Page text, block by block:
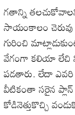
గతాన్ని
సాయంకాలం చెరువు
గురించి
వేగంగా కలియా లేచి
పడతారు. లేదా
వీటికంతా సరైన
కోడినెత్తుకొచ్చి